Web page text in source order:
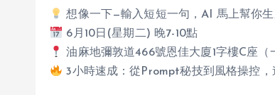
想像一下—輸入短短一句，AI 馬上幫你生
6月10日(星期二) 晚7-10點
油麻地彌敦道466號恩佳大廈1字樓C座（
3小時速成：從Prompt秘技到風格操控，